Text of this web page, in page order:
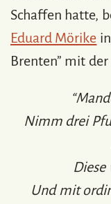
Schaffen hatte,
Eduard Mörike
Brenten” mit
Nimm drei
Diese
Und mit